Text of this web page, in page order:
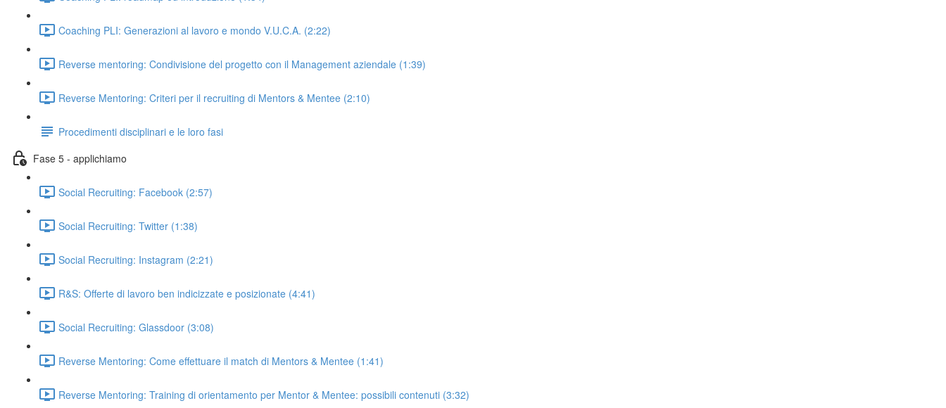
Coaching PLI: Generazioni al lavoro e mondo V.U.C.A. (2:22)
Reverse mentoring: Condivisione del progetto con il Management aziendale (1:39)
Reverse Mentoring: Criteri per il recruiting di Mentors & Mentee (2:10)
Procedimenti disciplinari e le loro fasi
Fase 5 - applichiamo
Social Recruiting: Facebook (2:57)
Social Recruiting: Twitter (1:38)
Social Recruiting: Instagram (2:21)
R&S: Offerte di lavoro ben indicizzate e posizionate (4:41)
Social Recruiting: Glassdoor (3:08)
Reverse Mentoring: Come effettuare il match di Mentors & Mentee (1:41)
Reverse Mentoring: Training di orientamento per Mentor & Mentee: possibili contenuti (3:32)